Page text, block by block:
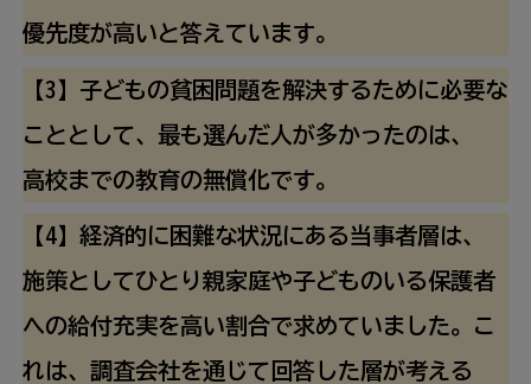
優先度が高いと答 えています。
【3】 子どもの貧困 問題を解決するために必要な
こととして、 最も選んだ 人が多かったのは、
高校までの教育の無償化です。
【4】経済的に 困難な状況にある当事者層は、
施策としてひとり親家庭や子どものいる保護者
への給付充実を高い割合で求めていました。こ
れは、調査会社を通 じて 回答 した層が考える